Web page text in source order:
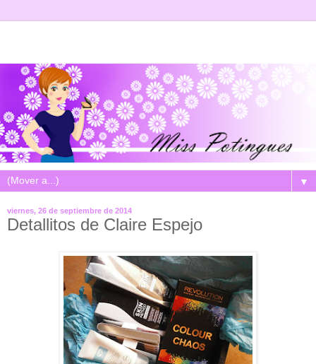
▼
viernes, 26 de septiembre de 2014
Detallitos de Claire Espejo